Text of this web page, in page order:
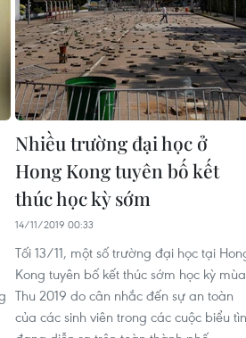
Nhiều trường đại học ở
Hong Kong tuyên bố kết
thúc học kỳ sớm
14/11/2019 00:33
Tối 13/11, một số trường đại học tại
Kong tuyên bố kết thúc sớm học kỳ mùa
Thu 2019 do cân nhắc đến sự an toàn
của các sinh viên trong các cuộc biểu